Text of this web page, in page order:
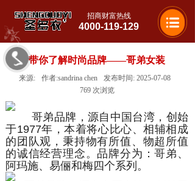
带你了解时尚品牌——哥弟女装
来源: 作者:sandrina chen 发布时间: 2025-07-08
769 次浏览
哥弟品牌，源自中国台湾，创始
于1977年，本着将心比心、相辅相成
的团队观，秉持物有所值、物超所值
的诚信经营理念。品牌分为：哥弟、
阿玛施、易俪和梅四个系列。
招商财富热线
4000-119-129